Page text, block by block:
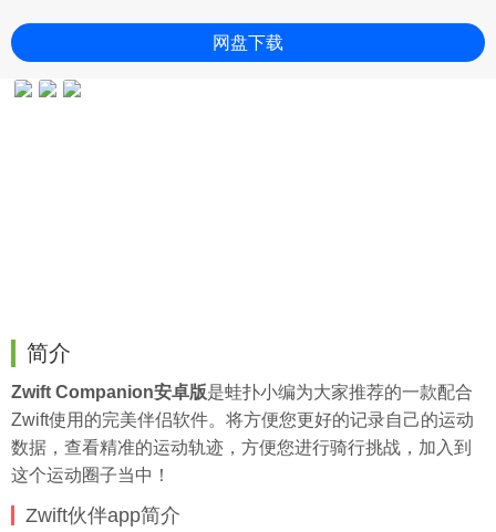
网盘下载
简介
Zwift Companion安卓版是蛙扑小编为大家推荐的一款配合
Zwift使用的完美伴侣软件。将方便您更好的记录自己的运动
数据，查看精准的运动轨迹，方便您进行骑行挑战，加入到
这个运动圈子当中！
Zwift伙伴app简介